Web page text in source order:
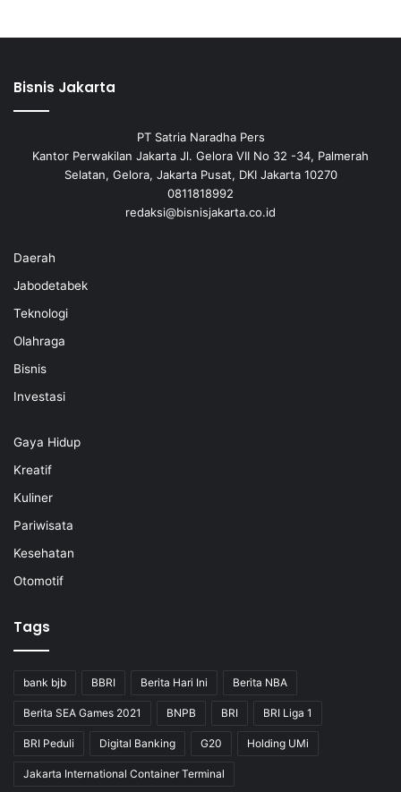
Bisnis Jakarta
PT Satria Naradha Pers
Kantor Perwakilan Jakarta Jl. Gelora VII No 32 -34, Palmerah
Selatan, Gelora, Jakarta Pusat, DKI Jakarta 10270
0811818992
redaksi@bisnisjakarta.co.id
Daerah
Jabodetabek
Teknologi
Olahraga
Bisnis
Investasi
Gaya Hidup
Kreatif
Kuliner
Pariwisata
Kesehatan
Otomotif
Tags
bank bjb BBRI Berita Hari Ini Berita NBA
Berita SEA Games 2021 BNPB BRI BRI Liga 1
BRI Peduli Digital Banking G20 Holding UMi
Jakarta International Container Terminal